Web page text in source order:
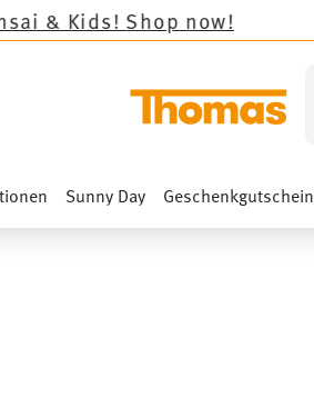
now!
Sunny Day Geschenkgutschein